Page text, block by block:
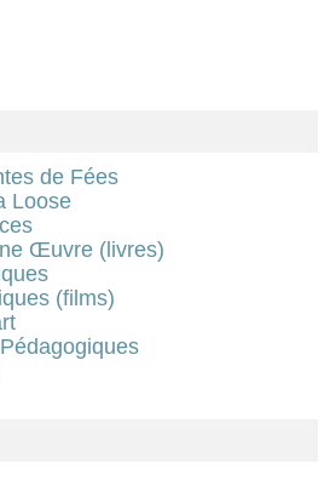
de Fées
Loose
Œuvre (livres)
(films)